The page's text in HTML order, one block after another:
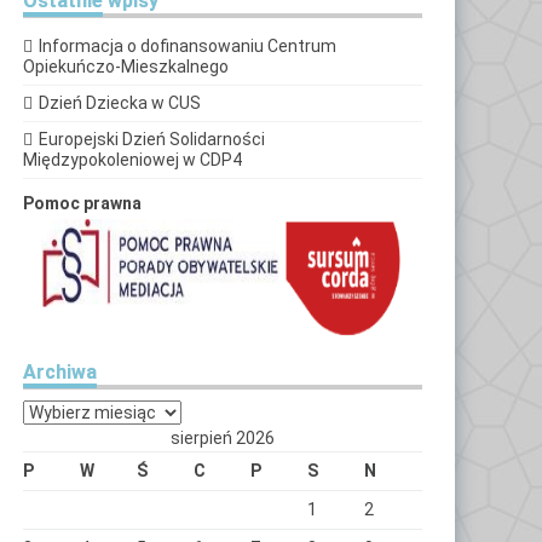
Informacja o dofinansowaniu Centrum
Opiekuńczo-Mieszkalnego
Dzień Dziecka w CUS
Europejski Dzień Solidarności
Międzypokoleniowej w CDP4
Pomoc prawna
Archiwa
Archiwa
sierpień 2026
P
W Ś C P S
N
1
2